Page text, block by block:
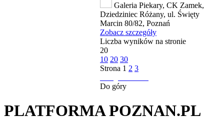
Galeria Piekary, CK Zamek,
Dziedziniec Różany, ul. Święty
Marcin 80/82, Poznań
Zobacz szczegóły
Liczba wyników na stronie
20
10 20 30
Strona 1 2 3
Do góry
PLATFORMA POZNAN.PL